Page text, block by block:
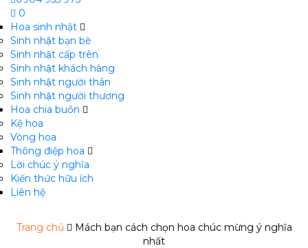
0
Hoa sinh nhật
Sinh nhật bạn bè
Sinh nhật cấp trên
Sinh nhật khách hàng
Sinh nhật người thân
Sinh nhật người thương
Hoa chia buồn
Kệ hoa
Vòng hoa
Thông điệp hoa
Lời chúc ý nghĩa
Kiến thức hữu ích
Liên hệ
Trang chủ
Mách bạn cách chọn hoa chúc mừng ý nghĩa
nhất